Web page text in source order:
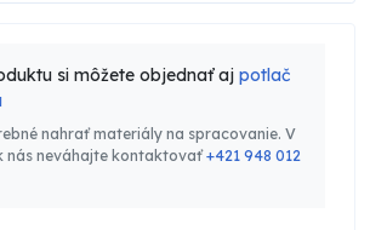
si môžete objednať aj potlač
nahrať materiály na spracovanie. V
nás neváhajte kontaktovať+421 948 012